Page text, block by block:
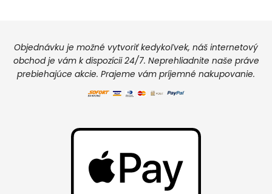
Objednávku je možné vytvoriť kedykoľvek, náš internetový
obchod je vám k dispozícii 24/7. Neprehliadnite naše práve
prebiehajúce akcie. Prajeme vám príjemné nakupovanie.